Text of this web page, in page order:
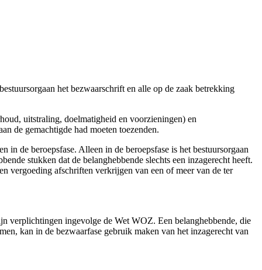
het bezwaarschrift en alle op de zaak betrekking
uitstraling, doelmatigheid en voorzieningen) en
de gemachtigde had moeten toezenden.
in de beroepsfase. Alleen in de beroepsfase is het bestuursorgaan
stukken dat de belanghebbende slechts een inzagerecht heeft.
vergoeding afschriften verkrijgen van een of meer van de ter
verplichtingen ingevolge de Wet WOZ. Een belanghebbende, die
kan in de bezwaarfase gebruik maken van het inzagerecht van